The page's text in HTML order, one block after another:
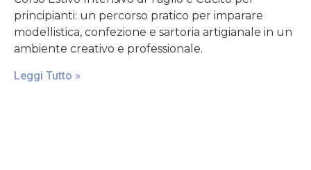
principianti: un percorso pratico per imparare
modellistica, confezione e sartoria artigianale in un
ambiente creativo e professionale.
Leggi Tutto »